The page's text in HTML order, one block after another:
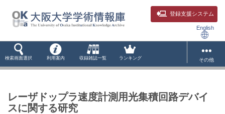
登録支援システム
English
検索画面選択 利用案内 収録雑誌一覧 ランキング その他
レーザドップラ速度計測用光集積回路デバイ
スに関する研究